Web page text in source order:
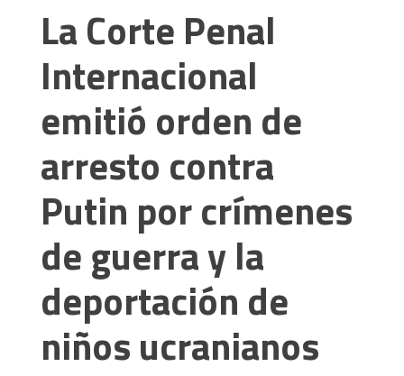
La Corte Penal
Internacional
emitió orden de
arresto contra
Putin por crímenes
de guerra y la
deportación de
niños ucranianos